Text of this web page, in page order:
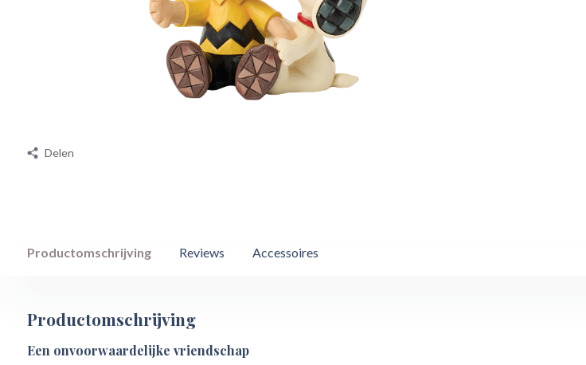
Delen
Productomschrijving Reviews Accessoires
Productomschrijving
Een onvoorwaardelijke vriendschap